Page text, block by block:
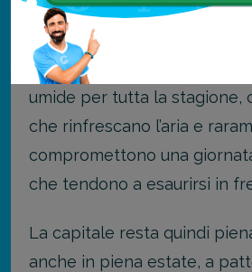
un altro carattere ancora.
Bangkok e l’area centrale
umide per tutta la stagione,
che rinfrescano l’aria e
compromettono una
che tendono a esaurirsi in
La capitale resta quindi
anche in piena estate, a